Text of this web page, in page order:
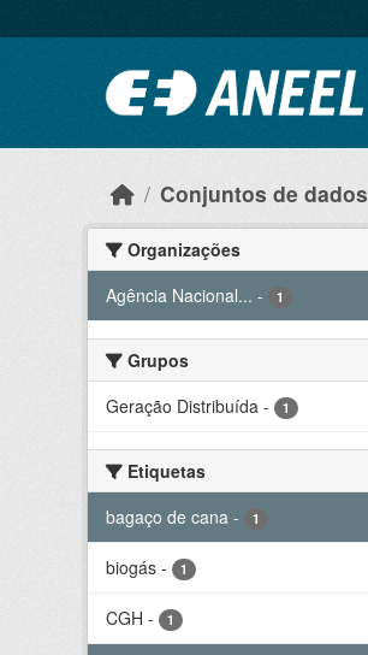
Conjuntos de dados
Organizações
Agência Nacional... - 1
Grupos
Geração Distribuída - 1
Etiquetas
bagaço de cana - 1
biogás - 1
CGH - 1